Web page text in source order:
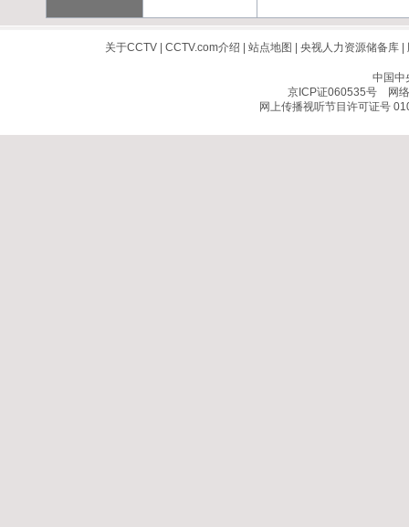
关于CCTV| CCTV.com介绍 站点地图 央视人力资源储备库|
中国中
京ICP证060535号网络
网上传播视听节目许可证号